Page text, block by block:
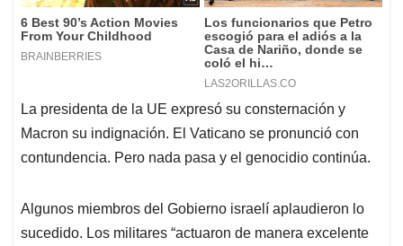
La presidenta de la UE expresó su consternación y
Macron su indignación. El Vaticano se pronunció con
contundencia. Pero nada pasa y el genocidio continúa.
Algunos miembros del Gobierno israelí aplaudieron lo
sucedido. Los militares “actuaron de manera excelente